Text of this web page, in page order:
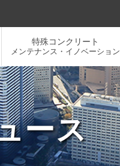
特殊コンクリート
メンテナンス・イノベーション
ース